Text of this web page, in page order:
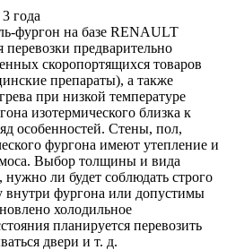
года
фургон на базе RENAULT
перевозки предварительно
скоропортящихся товаров
препараты), а также
при низкой температуре
изотермического близка к
особенностей. Стены, пол,
фургона имеют утепление и
Выбор толщины и вида
ли будет соблюдать строго
внутри фургона или допустимы
холодильное
планируется перевозить
двери и т. д.